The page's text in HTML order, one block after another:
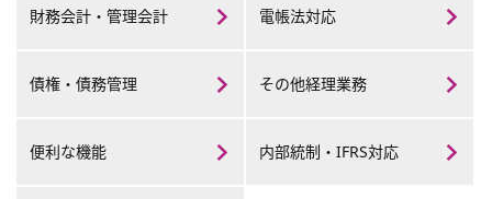
財務会計・ 管理会計 電帳法対応
債権・ 債務管理 その他経理業務
便利な機能 内部統制・ IFRS対応